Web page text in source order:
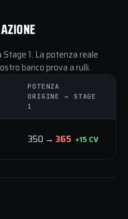
1. La potenza reale
banco prova a rulli.
POTENZA
ORIGINE → STAGE
1
350 → 365 +15 CV